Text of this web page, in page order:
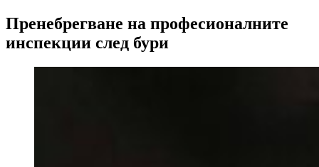
Пренебрегване на професионалните
инспекции след бури